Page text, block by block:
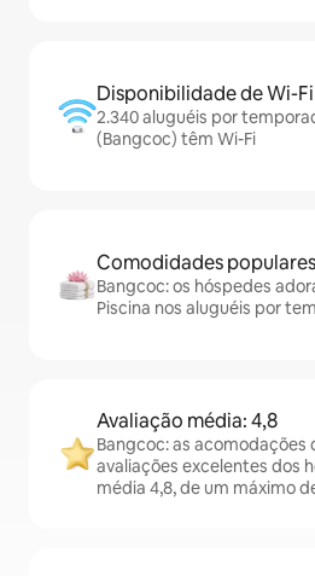
Disponibilidade de Wi-Fi
2.340 aluguéis por
(Bangcoc) têm Wi-Fi
Comodidades
Bangcoc: os hóspedes
Piscina nos aluguéis por
Avaliação média: 4,8
Bangcoc: as acomodações
avaliações excelentes dos
média 4,8, de um máximo